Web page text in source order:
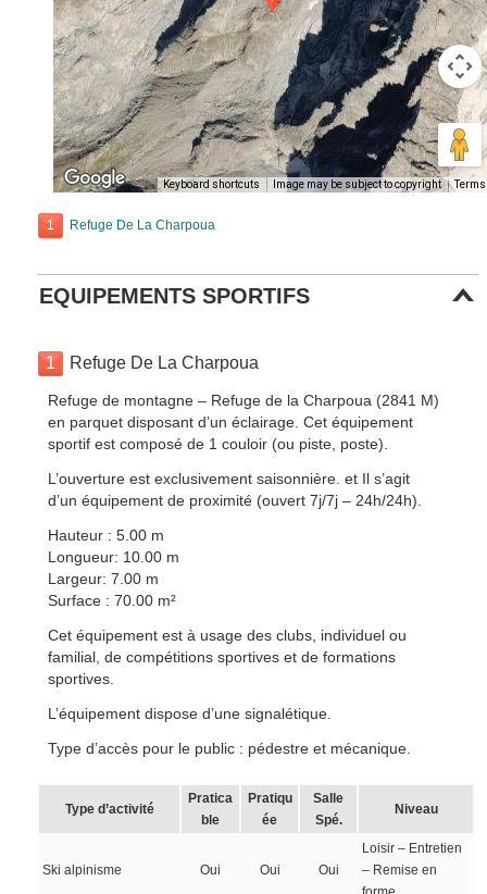
Keyboard shortcuts Image may be subject to copyright Terms
1 Refuge De La Charpoua
EQUIPEMENTS SPORTIFS
1 Refuge De La Charpoua
Refuge de montagne – Refuge de la Charpoua (2841 M)
en parquet disposant d’un éclairage. Cet équipement
sportif est composé de 1 couloir (ou piste, poste).
L’ouverture est exclusivement saisonnière. et Il s’agit
d’un équipement de proximité (ouvert 7j/7j – 24h/24h).
Hauteur : 5.00 m
Longueur: 10.00 m
Largeur: 7.00 m
Surface : 70.00 m²
Cet équipement est à usage des clubs, individuel ou
familial, de compétitions sportives et de formations
sportives.
L’équipement dispose d’une signalétique.
Type d’accès pour le public : pédestre et mécanique.
Type d’activité
Pratica
ble
Pratiqu
ée
Salle
Spé.
Niveau
Ski alpinisme Oui Oui Oui
Loisir – Entretien
– Remise en